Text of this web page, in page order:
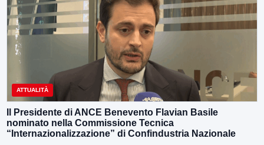
ATTUALITÀ
Il Presidente di ANCE Benevento Flavian Basile
nominato nella Commissione Tecnica
“Internazionalizzazione” di Confindustria Nazionale